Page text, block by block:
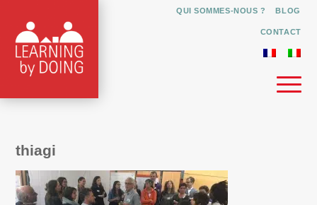
QUI SOMMES-NOUS ? BLOG
CONTACT
thiagi